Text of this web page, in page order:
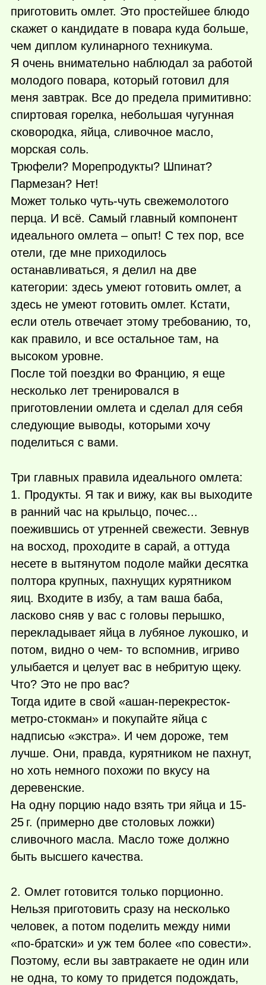
приготовить омлет. Это простейшее блюдо
скажет о кандидате в повара куда больше,
чем диплом кулинарного техникума.
Я очень внимательно наблюдал за работой
молодого повара, который готовил для
меня завтрак. Все до предела примитивно:
спиртовая горелка, небольшая чугунная
сковородка, яйца, сливочное масло,
морская соль.
Трюфели? Морепродукты? Шпинат?
Пармезан? Нет!
Может только чуть-чуть свежемолотого
перца. И всё. Самый главный компонент
идеального омлета – опыт! С тех пор, все
отели, где мне приходилось
останавливаться, я делил на две
категории: здесь умеют готовить омлет, а
здесь не умеют готовить омлет. Кстати,
если отель отвечает этому требованию, то,
как правило, и все остальное там, на
высоком уровне.
После той поездки во Францию, я еще
несколько лет тренировался в
приготовлении омлета и сделал для себя
следующие выводы, которыми хочу
поделиться с вами.
Три главных правила идеального омлета:
1. Продукты. Я так и вижу, как вы выходите
в ранний час на крыльцо, почес...
поежившись от утренней свежести. Зевнув
на восход, проходите в сарай, а оттуда
несете в вытянутом подоле майки десятка
полтора крупных, пахнущих курятником
яиц. Входите в избу, а там ваша баба,
ласково сняв у вас с головы перышко,
перекладывает яйца в лубяное лукошко, и
потом, видно о чем- то вспомнив, игриво
улыбается и целует вас в небритую щеку.
Что? Это не про вас?
Тогда идите в свой «ашан-перекресток-
метро-стокман» и покупайте яйца с
надписью «экстра». И чем дороже, тем
лучше. Они, правда, курятником не пахнут,
но хоть немного похожи по вкусу на
деревенские.
На одну порцию надо взять три яйца и 15-
25 г. (примерно две столовых ложки)
сливочного масла. Масло тоже должно
быть высшего качества.
2. Омлет готовится только порционно.
Нельзя приготовить сразу на несколько
человек, а потом поделить между ними
«по-братски» и уж тем более «по совести».
Поэтому, если вы завтракаете не один или
не одна, то кому то придется подождать,